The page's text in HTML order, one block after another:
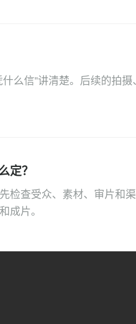
么信”讲清楚。后续的拍
定？
检查受众、素材、审片和
成片。